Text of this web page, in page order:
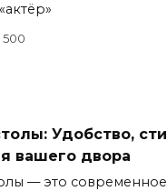
500
Удобство,
вашего двора
— это